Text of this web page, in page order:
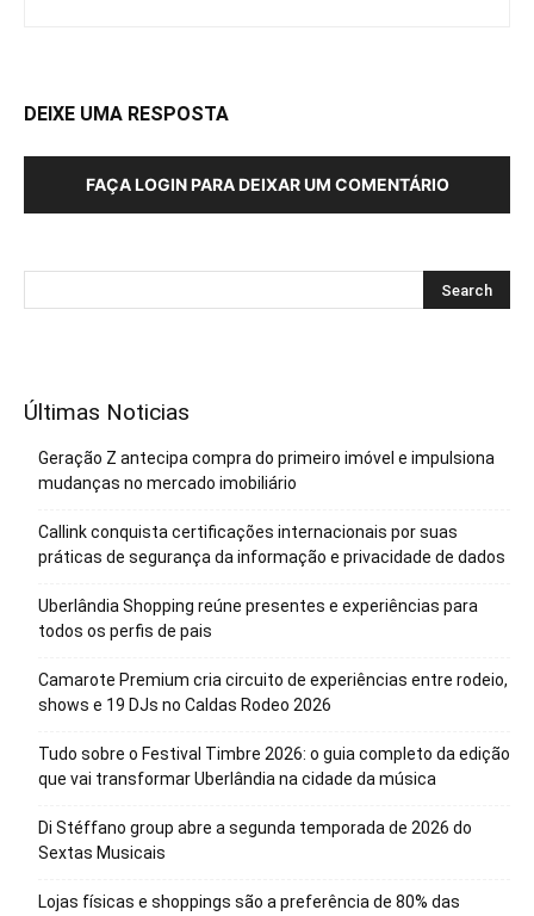
DEIXE UMA RESPOSTA
FAÇA LOGIN PARA DEIXAR UM COMENTÁRIO
Últimas Noticias
Geração Z antecipa compra do primeiro imóvel e impulsiona
mudanças no mercado imobiliário
Callink conquista certificações internacionais por suas
práticas de segurança da informação e privacidade de dados
Uberlândia Shopping reúne presentes e experiências para
todos os perfis de pais
Camarote Premium cria circuito de experiências entre rodeio,
shows e 19 DJs no Caldas Rodeo 2026
Tudo sobre o Festival Timbre 2026: o guia completo da edição
que vai transformar Uberlândia na cidade da música
Di Stéffano group abre a segunda temporada de 2026 do
Sextas Musicais
Lojas físicas e shoppings são a preferência de 80% das